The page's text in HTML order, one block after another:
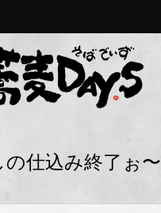
の仕込み終了ぉ〜